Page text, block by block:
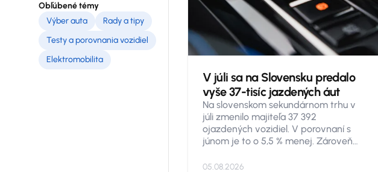
Obľúbené témy
Výber auta
Rady a tipy
Testy a porovnania vozidiel
Elektromobilita
V júli sa na Slovensku predalo
vyše 37-tisíc jazdených áut
Na slovenskom sekundárnom trhu v
júli zmenilo majiteľa 37 392
ojazdených vozidiel. V porovnaní s
júnom je to o 5,5 % menej. Zároveň
priemerné ceny áut na zhruba 13-tisíc
05.08.2026